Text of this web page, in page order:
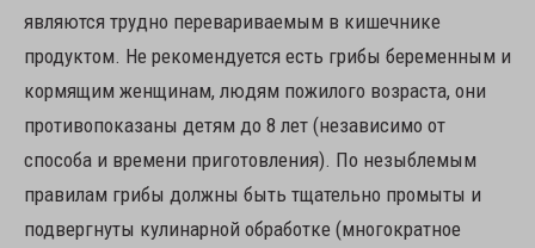
являются трудно перевариваемым в кишечнике
продуктом. Не рекомендуется есть грибы беременным и
кормящим женщинам, людям пожилого возраста, они
противопоказаны детям до 8 лет (независимо от
способа и времени приготовления). По незыблемым
правилам грибы должны быть тщательно промыты и
подвергнуты кулинарной обработке (многократное